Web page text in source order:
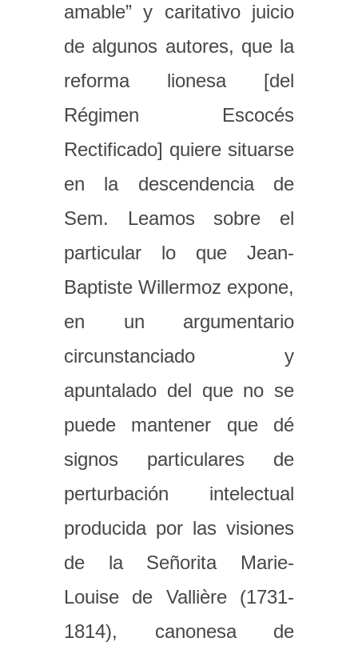
amable” y caritativo juicio
de algunos autores, que la
reforma lionesa [del
Régimen Escocés
Rectificado] quiere situarse
en la descendencia de
Sem. Leamos sobre el
particular lo que Jean-
Baptiste Willermoz expone,
en un argumentario
circunstanciado y
apuntalado del que no se
puede mantener que dé
signos particulares de
perturbación intelectual
producida por las visiones
de la Señorita Marie-
Louise de Vallière (1731-
1814), canonesa de